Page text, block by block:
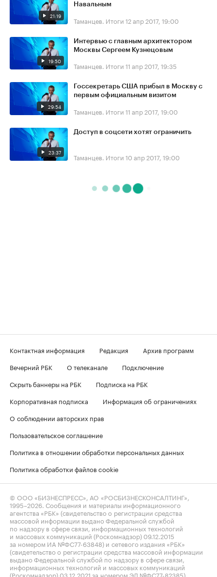
21:19
Навальным
Таманцев. Итоги 12 апр 2017, 19:00
19:50
Интервью с главным архитектором
Москвы Сергеем Кузнецовым
Таманцев. Итоги 11 апр 2017, 19:35
29:54
Госсекретарь США прибыл в Москву с
первым официальным визитом
Таманцев. Итоги 11 апр 2017, 19:00
23:37
Доступ в соцсети хотят ограничить
Таманцев. Итоги 10 апр 2017, 19:00
Контактная информация Редакция
Архив программ
Вечерний РБК
О телеканале
Подключение
Скрыть баннеры на РБК
Подписка на РБК
Корпоративная подписка
Информация об ограничениях
О соблюдении авторских прав
Пользовательское соглашение
Политика в отношении обработки персональных данных
Политика обработки файлов cookie
© ООО «БИЗНЕСПРЕСС», АО «РОСБИЗНЕСКОНСАЛТИНГ»,
1995–2026 . Сообщения и материалы информационного
агентства «РБК» (свидетельство о регистрации средства
массовой информации выдано Федеральной службой
по надзору в сфере связи, информационных технологий
и массовых коммуникаций (Роскомнадзор) 09.12.2015
за номером ИА №ФС77-63848) и сетевого издания «РБК»
(свидетельство о регистрации средства массовой информации
выдано Федеральной службой по надзору в сфере связи,
информационных технологий и массовых коммуникаций
(Роскомнадзор) 03.12.2021 за номером ЭЛ №ФС77-82385)